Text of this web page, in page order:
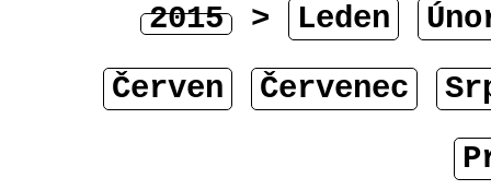
2015 > Leden
Červen
Červenec